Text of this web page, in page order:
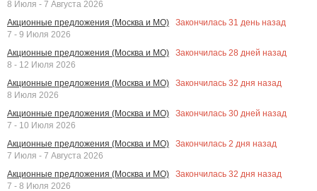
8 Июля - 7 Августа 2026
Акционные предложения (Москва и МО)
Закончилась 31 день назад
7 - 9 Июля 2026
Акционные предложения (Москва и МО)
Закончилась 28 дней назад
8 - 12 Июля 2026
Акционные предложения (Москва и МО)
Закончилась 32 дня назад
8 Июля 2026
Акционные предложения (Москва и МО)
Закончилась 30 дней назад
7 - 10 Июля 2026
Акционные предложения (Москва и МО)
Закончилась 2 дня назад
7 Июля - 7 Августа 2026
Акционные предложения (Москва и МО)
Закончилась 32 дня назад
7 - 8 Июля 2026